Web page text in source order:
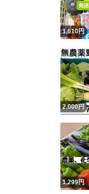
1,610円
2,000円
1,299円